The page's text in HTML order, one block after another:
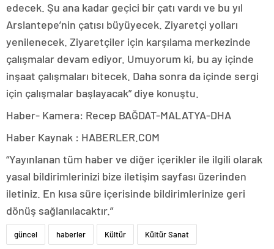
edecek. Şu ana kadar geçici bir çatı vardı ve bu yıl
Arslantepe’nin çatısı büyüyecek. Ziyaretçi yolları
yenilenecek. Ziyaretçiler için karşılama merkezinde
çalışmalar devam ediyor. Umuyorum ki, bu ay içinde
inşaat çalışmaları bitecek. Daha sonra da içinde sergi
için çalışmalar başlayacak” diye konuştu.
Haber- Kamera: Recep BAĞDAT-MALATYA-DHA
Haber Kaynak : HABERLER.COM
“Yayınlanan tüm haber ve diğer içerikler ile ilgili olarak
yasal bildirimlerinizi bize iletişim sayfası üzerinden
iletiniz. En kısa süre içerisinde bildirimlerinize geri
dönüş sağlanılacaktır.”
güncel haberler Kültür Kültür Sanat